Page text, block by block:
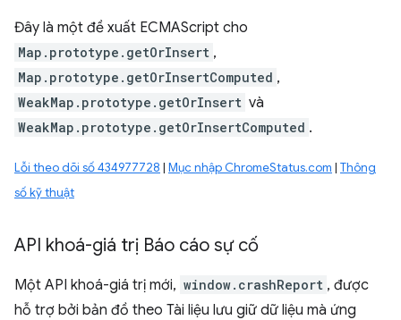
Đây là một đề xuất ECMAScript cho
Map.prototype.getOrInsert ,
Map.prototype.getOrInsertComputed ,
WeakMap.prototype.getOrInsert và
WeakMap.prototype.getOrInsertComputed .
Lỗi theo dõi số 434977728 | Mục nhập ChromeStatus.com | Thông
số kỹ thuật
API khoá-giá trị Báo cáo sự cố
Một API khoá-giá trị mới, window.crashReport , được
hỗ trợ bởi bản đồ theo Tài liệu lưu giữ dữ liệu mà ứng